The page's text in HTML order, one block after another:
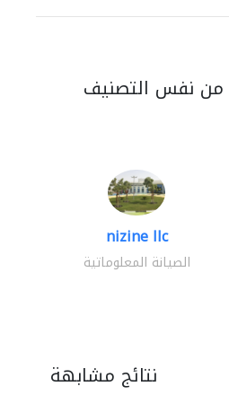
من نفس التصنيف
nizine llc
الصيانة المعلوماتية
نتائج مشابهة